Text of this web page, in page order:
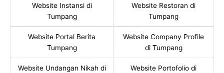
Website Instansi di
Tumpang
Website Restoran di
Tumpang
Website Portal Berita
Tumpang
Website Company Profile
di Tumpang
Website Undangan Nikah di
Website Portofolio di